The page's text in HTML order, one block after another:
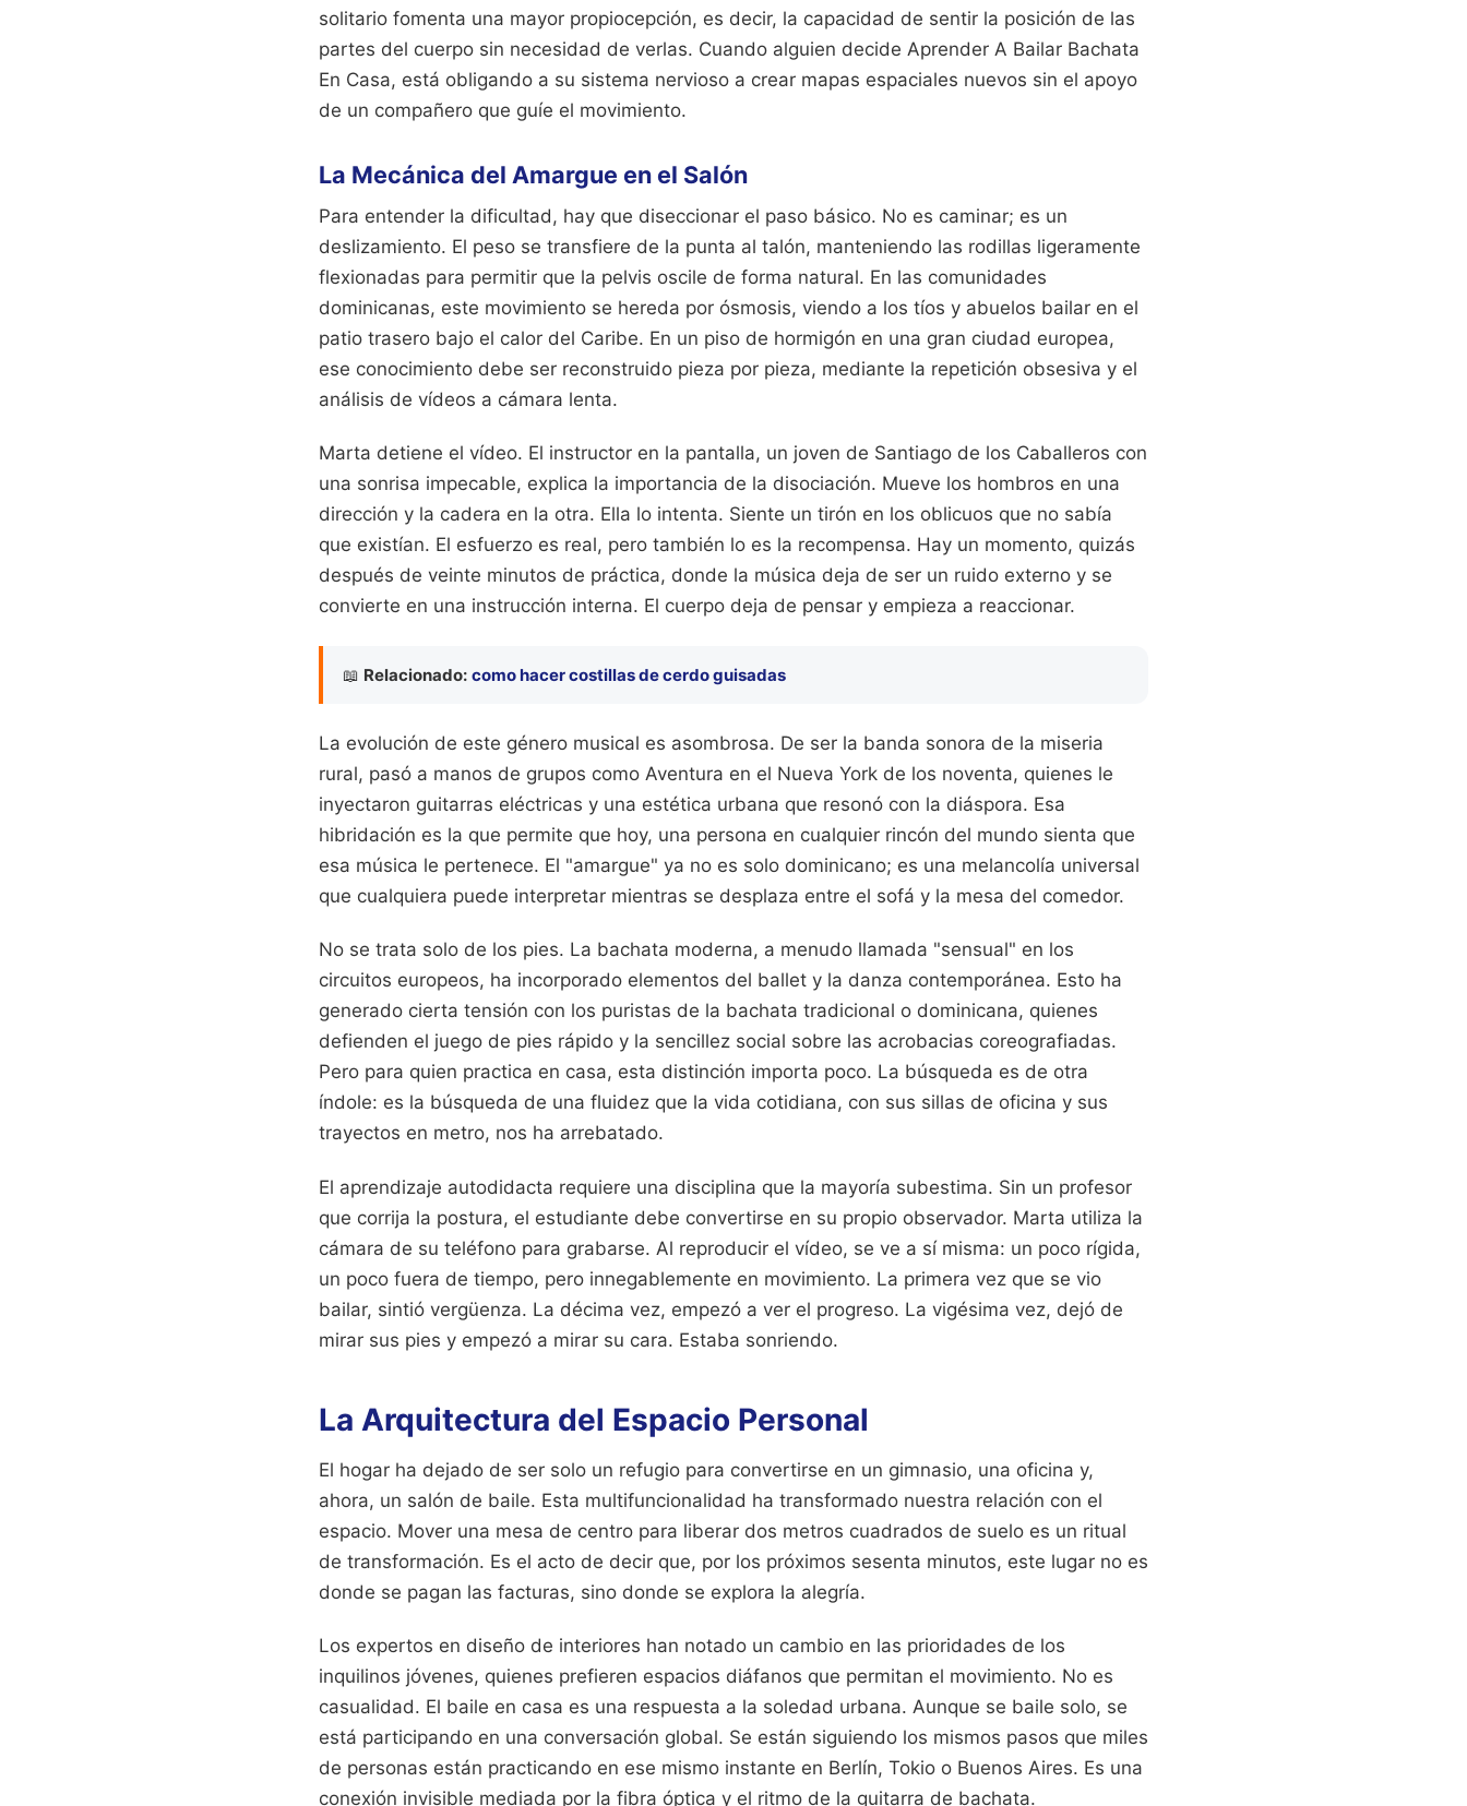
solitario fomenta una mayor propiocepción, es decir, la capacidad de sentir la posición de las
partes del cuerpo sin necesidad de verlas. Cuando alguien decide Aprender A Bailar Bachata
En Casa, está obligando a su sistema nervioso a crear mapas espaciales nuevos sin el apoyo
de un compañero que guíe el movimiento.
La Mecánica del Amargue en el Salón
Para entender la dificultad, hay que diseccionar el paso básico. No es caminar; es un
deslizamiento. El peso se transfiere de la punta al talón, manteniendo las rodillas ligeramente
flexionadas para permitir que la pelvis oscile de forma natural. En las comunidades
dominicanas, este movimiento se hereda por ósmosis, viendo a los tíos y abuelos bailar en el
patio trasero bajo el calor del Caribe. En un piso de hormigón en una gran ciudad europea,
ese conocimiento debe ser reconstruido pieza por pieza, mediante la repetición obsesiva y el
análisis de vídeos a cámara lenta.
Marta detiene el vídeo. El instructor en la pantalla, un joven de Santiago de los Caballeros con
una sonrisa impecable, explica la importancia de la disociación. Mueve los hombros en una
dirección y la cadera en la otra. Ella lo intenta. Siente un tirón en los oblicuos que no sabía
que existían. El esfuerzo es real, pero también lo es la recompensa. Hay un momento, quizás
después de veinte minutos de práctica, donde la música deja de ser un ruido externo y se
convierte en una instrucción interna. El cuerpo deja de pensar y empieza a reaccionar.
📖 Relacionado: como hacer costillas de cerdo guisadas
La evolución de este género musical es asombrosa. De ser la banda sonora de la miseria
rural, pasó a manos de grupos como Aventura en el Nueva York de los noventa, quienes le
inyectaron guitarras eléctricas y una estética urbana que resonó con la diáspora. Esa
hibridación es la que permite que hoy, una persona en cualquier rincón del mundo sienta que
esa música le pertenece. El "amargue" ya no es solo dominicano; es una melancolía universal
que cualquiera puede interpretar mientras se desplaza entre el sofá y la mesa del comedor.
No se trata solo de los pies. La bachata moderna, a menudo llamada "sensual" en los
circuitos europeos, ha incorporado elementos del ballet y la danza contemporánea. Esto ha
generado cierta tensión con los puristas de la bachata tradicional o dominicana, quienes
defienden el juego de pies rápido y la sencillez social sobre las acrobacias coreografiadas.
Pero para quien practica en casa, esta distinción importa poco. La búsqueda es de otra
índole: es la búsqueda de una fluidez que la vida cotidiana, con sus sillas de oficina y sus
trayectos en metro, nos ha arrebatado.
El aprendizaje autodidacta requiere una disciplina que la mayoría subestima. Sin un profesor
que corrija la postura, el estudiante debe convertirse en su propio observador. Marta utiliza la
cámara de su teléfono para grabarse. Al reproducir el vídeo, se ve a sí misma: un poco rígida,
un poco fuera de tiempo, pero innegablemente en movimiento. La primera vez que se vio
bailar, sintió vergüenza. La décima vez, empezó a ver el progreso. La vigésima vez, dejó de
mirar sus pies y empezó a mirar su cara. Estaba sonriendo.
La Arquitectura del Espacio Personal
El hogar ha dejado de ser solo un refugio para convertirse en un gimnasio, una oficina y,
ahora, un salón de baile. Esta multifuncionalidad ha transformado nuestra relación con el
espacio. Mover una mesa de centro para liberar dos metros cuadrados de suelo es un ritual
de transformación. Es el acto de decir que, por los próximos sesenta minutos, este lugar no es
donde se pagan las facturas, sino donde se explora la alegría.
Los expertos en diseño de interiores han notado un cambio en las prioridades de los
inquilinos jóvenes, quienes prefieren espacios diáfanos que permitan el movimiento. No es
casualidad. El baile en casa es una respuesta a la soledad urbana. Aunque se baile solo, se
está participando en una conversación global. Se están siguiendo los mismos pasos que miles
de personas están practicando en ese mismo instante en Berlín, Tokio o Buenos Aires. Es una
conexión invisible mediada por la fibra óptica y el ritmo de la guitarra de bachata.